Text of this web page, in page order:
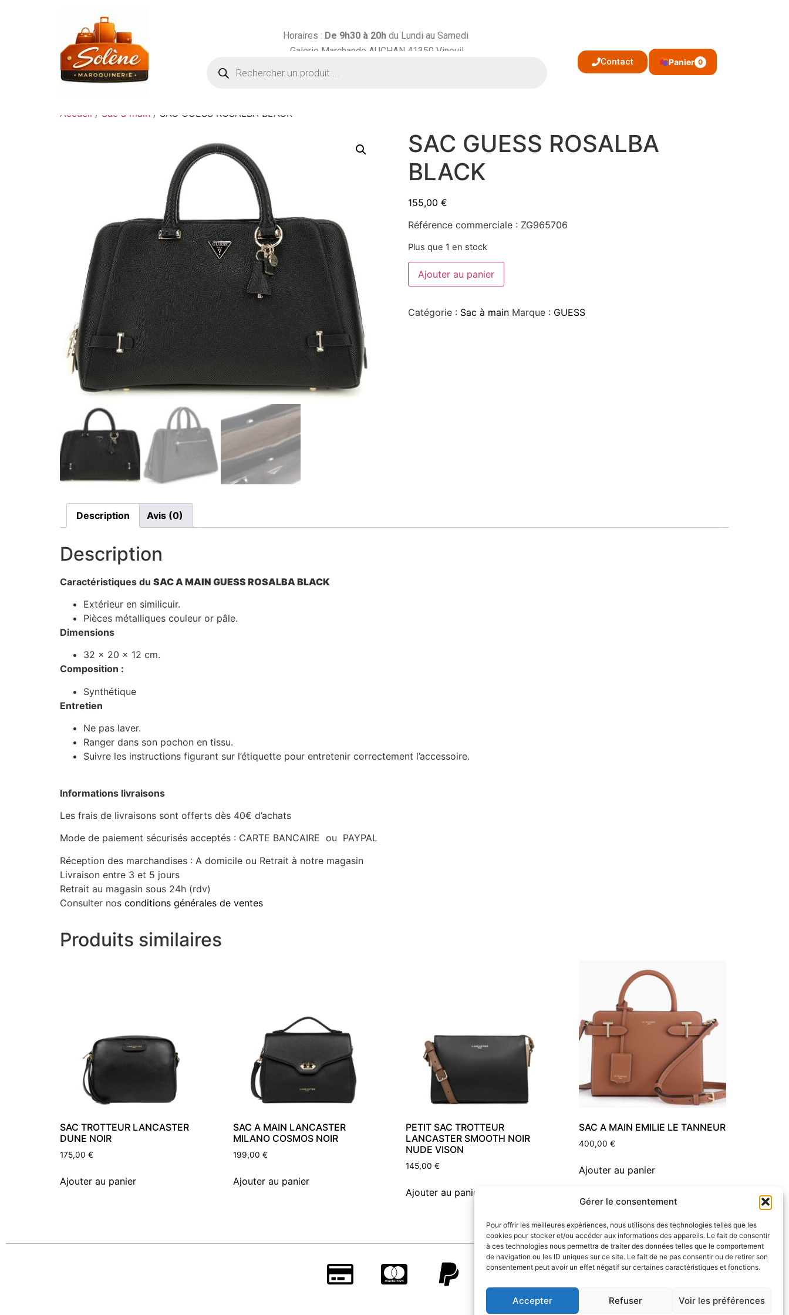
Gérer le consentement
Pour offrir les meilleures expériences, nous utilisons des technologies telles que les
cookies pour stocker et/ou accéder aux informations des appareils. Le fait de consentir
à ces technologies nous permettra de traiter des données telles que le comportement
de navigation ou les ID uniques sur ce site. Le fait de ne pas consentir ou de retirer son
consentement peut avoir un effet négatif sur certaines caractéristiques et fonctions.
Accepter Refuser Voir les préférences
Horaires : De 9h30 à 20hdu Lundi au Samedi
Galerie Marchande AUCHAN 41350 Vineuil
Contact Panier 0
Accueil / Sac à main / SAC GUESS ROSALBA BLACK
SAC GUESS ROSALBA
BLACK
155,00 €
Référence commerciale : ZG965706
Plus que 1 en stock
Ajouter au panier
Catégorie : Sac à main Marque : GUESS
Description Avis (0)
Description
Caractéristiques du SAC A MAIN GUESS ROSALBA BLACK
Extérieur en similicuir.
Pièces métalliques couleur or pâle.
Dimensions
32 x 20 x 12 cm.
Composition :
Synthétique
Entretien
Ne pas laver.
Ranger dans son pochon en tissu.
Suivre les instructions figurant sur l’étiquette pour entretenir correctement l’accessoire.
Informations livraisons
Les frais de livraisons sont offerts dès 40€ d’achats
Mode de paiement sécurisés acceptés : CARTE BANCAIRE ou PAYPAL
Réception des marchandises : A domicile ou Retrait à notre magasin
Livraison entre 3 et 5 jours
Retrait au magasin sous 24h (rdv)
Consulter nos conditions générales de ventes
Produits similaires
SAC TROTTEUR LANCASTER
DUNE NOIR
175,00 €
Ajouter au panier
SAC A MAIN LANCASTER
MILANO COSMOS NOIR
199,00 €
Ajouter au panier
PETIT SAC TROTTEUR
LANCASTER SMOOTH NOIR
NUDE VISON
145,00€
Ajouter au panier
SAC A MAIN EMILIE LE TANNEUR
400,00€
Ajouter au panier